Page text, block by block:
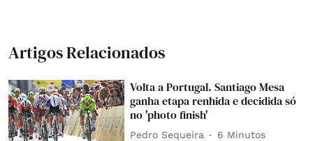
Artigos Relacionados
Volta a Portugal. Santiago Mesa
ganha etapa renhida e decidida só
no 'photo finish'
Pedro Sequeira 6 Minutos